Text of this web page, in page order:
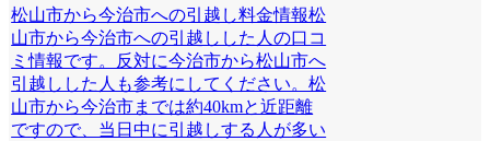
松山市から今治市への引越し料金情報松
山市から今治市への引越しした人の口コ
ミ情報です。反対に今治市から松山市へ
引越しした人も参考にしてください。松
山市から今治市までは約40kmと近距離
ですので、当日中に引越しする人が多い